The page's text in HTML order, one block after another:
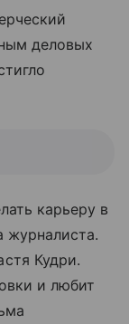
деловых
карьеру в
журналиста.
Кудри.
и любит